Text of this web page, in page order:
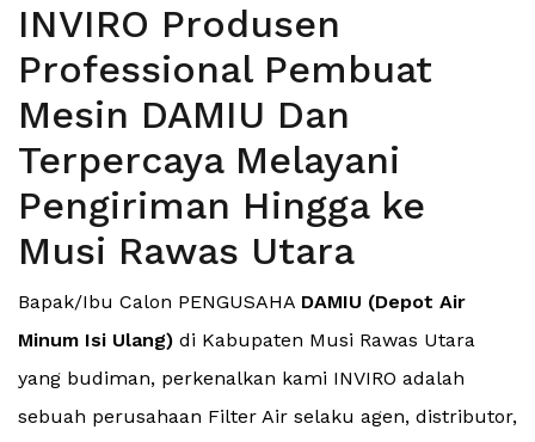
INVIRO Produsen
Professional Pembuat
Mesin DAMIU Dan
Terpercaya Melayani
Pengiriman Hingga ke
Musi Rawas Utara
Bapak/Ibu Calon PENGUSAHA DAMIU (Depot Air
Minum Isi Ulang) di Kabupaten Musi Rawas Utara
yang budiman, perkenalkan kami INVIRO adalah
sebuah perusahaan Filter Air selaku agen, distributor,